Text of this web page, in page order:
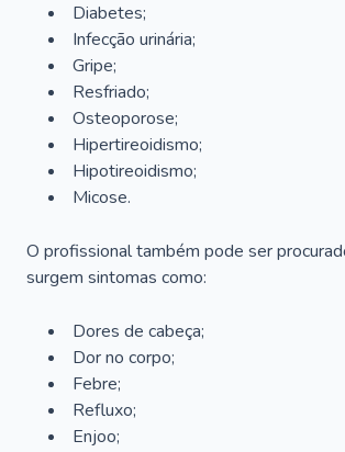
Diabetes;
Infecção urinária;
Gripe;
Resfriado;
Osteoporose;
Hipertireoidismo;
Hipotireoidismo;
Micose.
O profissional também pode ser
surgem sintomas como:
Dores de cabeça;
Dor no corpo;
Febre;
Refluxo;
Enjoo;